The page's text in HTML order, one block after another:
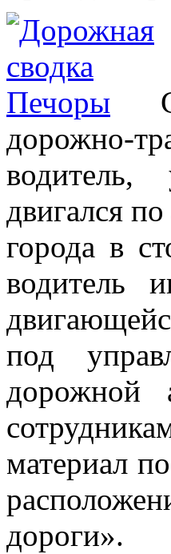
дорожно-
водитель,
двигался
города в
водитель
под
дорожной
материал
дороги».